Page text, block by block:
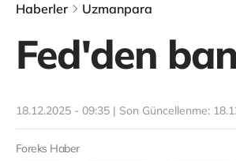
Haberler Uzmanpara
Fed'den
18.12.2025 - 09:35 | Son Güncellenme:
Foreks Haber